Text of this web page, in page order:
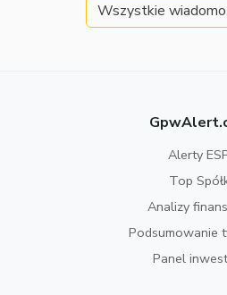
Wszystkie
Alerty
Top
Analizy
Podsumowanie
Panel